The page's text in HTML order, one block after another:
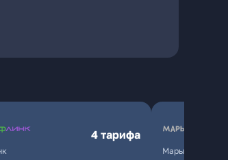
4 тарифа
Марьино.нет